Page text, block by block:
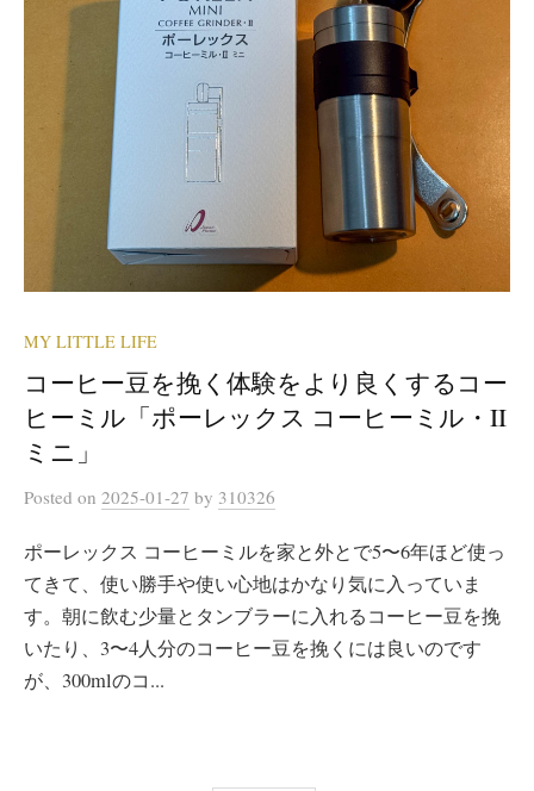
MY LITTLE LIFE
コーヒー豆を挽く体験をより良くするコー
ヒーミル「ポーレックス コーヒーミル・II
ミニ」
Posted on 2025-01-27 by 310326
ポーレックス コーヒーミルを家と外とで5〜6年ほど使っ
てきて、使い勝手や使い心地はかなり気に入っていま
す。朝に飲む少量とタンブラーに入れるコーヒー豆を挽
いたり、3〜4人分のコーヒー豆を挽くには良いのです
が、300mlのコ...